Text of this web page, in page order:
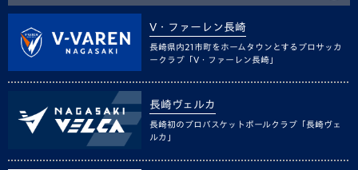
V・ファーレン長崎
長崎県内21市町をホームタウンとするプロサッカ
ークラブ「V・ファーレン長崎」
長崎ヴェルカ
長崎初のプロバスケットボールクラブ「長崎ヴェ
ルカ」